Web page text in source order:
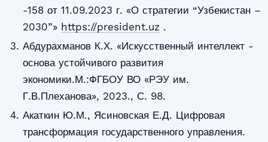
-158 от 11.09.2023 г. «О стратегии “Узбекистан –
2030”» https://president.uz .
Абдурахманов К.Х. «Искусственный интеллект -
основа устойчивого развития
экономики.М.:ФГБОУ ВО «РЭУ им.
Г.В.Плеханова», 2023., С. 98.
Акаткин Ю.М., Ясиновская Е.Д. Цифровая
трансформация государственного управления.